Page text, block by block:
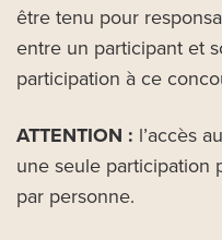
être tenu pour
entre un participant et
participation à ce
ATTENTION : l’accès
une seule participation
par personne.